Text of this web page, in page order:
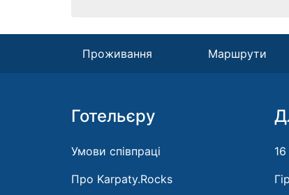
Проживання Маршрути
Готельєру
Умови співпраці
Про Karpaty.Rocks